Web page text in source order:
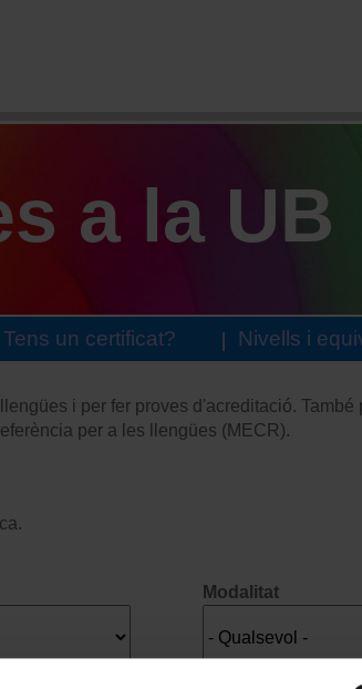
a la UB
Tens un certificat? Nivells i
i per fer proves d'acreditació. També
per a les llengües (MECR).
Modalitat